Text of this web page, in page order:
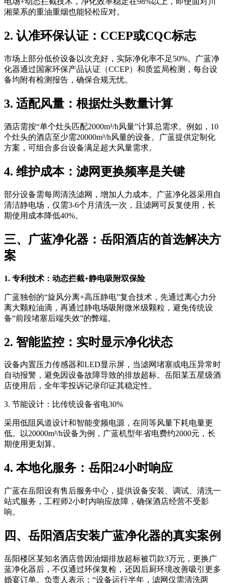
湘菜系的重油重烟也能轻松应对。
2. 认准环保认证：CCEP或CQC标志
市场上部分低价设备以次充好，实际净化率不足50%。广蓝净
化器通过国家环保产品认证（CCEP）和质监局检测，每台设
备均附有检测报告，确保合规无忧。
3. 适配风量：根据灶头数量计算
酒店需按“单个灶头匹配2000m³/h风量”计算总需求。例如，10
个灶头的酒店至少需20000m³/h风量的设备。广蓝提供定制化
方案，可组合多台设备满足超大风量需求。
4. 维护成本：滤网更换频率是关键
部分设备需每周清洗滤网，增加人力成本。广蓝净化器采用自
清洁静电场，仅需3-6个月清洗一次，且滤网可反复使用，长
期使用成本降低40%。
三、广蓝净化器：岳阳酒店的首选解决方
案
1. 专利技术：动态拦截+静电吸附双保险
广蓝独创的“旋风分离+高压静电”复合技术，先通过离心力分
离大颗粒油滴，再通过静电场吸附微米级颗粒，避免传统设
备“前段堵塞后端失效”的弊端。
2. 智能监控：实时显示净化状态
设备内置压力传感器和LED显示屏，当滤网堵塞或电压异常时
自动报警，避免因设备故障导致的排放超标。岳阳某五星级酒
店使用后，全年零投诉记录印证其稳定性。
3. 节能设计：比传统设备省电30%
采用低阻风道设计和智能变频电源，在同等风量下耗电量更
低。以20000m³/h设备为例，广蓝机型年省电费约2000元，长
期使用更划算。
4. 本地化服务：岳阳24小时响应
广蓝在岳阳设有售后服务中心，提供设备安装、调试、清洗一
站式服务，工程师2小时内响应故障，确保酒店经营不受影
响。
四、岳阳酒店安装广蓝净化器的真实案例
岳阳楼区某知名酒店曾因油烟排放超标被罚款3万元，更换广
蓝净化器后，不仅通过环保复检，还因后厨环境改善吸引更多
婚宴订单。负责人表示：“设备运行半年，滤网仅需清洗两